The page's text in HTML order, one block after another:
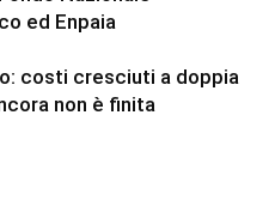
ed Enpaia
costi cresciuti a doppia
non è finita